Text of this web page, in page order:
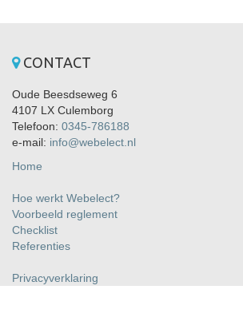
CONTACT
Oude Beesdseweg 6
4107 LX Culemborg
Telefoon: 0345-786188
e-mail: info@webelect.nl
Home
Hoe werkt Webelect?
Voorbeeld reglement
Checklist
Referenties
Privacyverklaring